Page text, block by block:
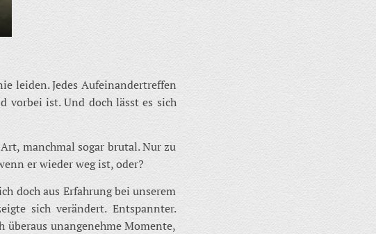
leiden. Jedes Aufeinandertreffen
vorbei ist. Und doch lässt es sich
manchmal sogar brutal. Nur zu
er wieder weg ist, oder?
doch aus Erfahrung bei unserem
sich verändert. Entspannter.
unangenehme Momente,